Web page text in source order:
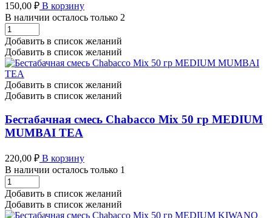
150,00 ₽ В корзину
В наличии осталось только 2
Бестабачная
смесь
Chabacco
Mix
25
гр
MEDIUM
GREEN
SODA
количество
Добавить в список желаний
Добавить в список желаний
Добавить в список желаний
Добавить в список желаний
Бестабачная смесь Chabacco Mix 50 гр MEDIUM
MUMBAI TEA
220,00 ₽ В корзину
В наличии осталось только 1
Бестабачная
смесь
Chabacco
Mix
Добавить в список желаний
Добавить в список желаний